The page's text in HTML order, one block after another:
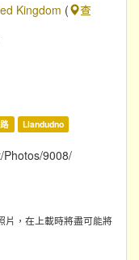
Kingdom (
查
Llandudno
Photos/9008/
片，在上載時將盡可能將